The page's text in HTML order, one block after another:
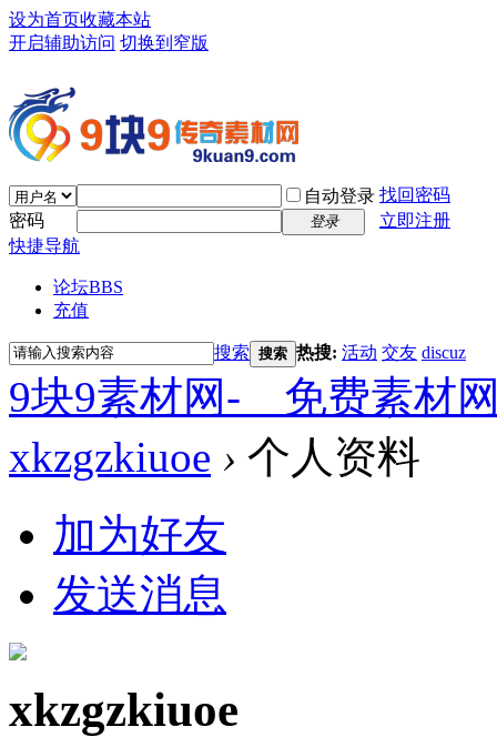
设为首页收藏本站
开启辅助访问 切换到窄版
自动登录 找回密码
密码
登录
立即注册
快捷导航
论坛BBS
充值
搜索 搜索 热搜: 活动 交友 discuz
9块9素材网-＿免费素材
xkzgzkiuoe › 个人资料
加为好友
发送消息
xkzgzkiuoe